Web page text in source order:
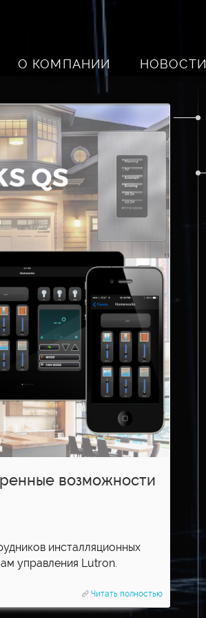
О КОМПАНИИ НОВОСТИ
возможности
инсталляционных
управления Lutron.
Читать полностью